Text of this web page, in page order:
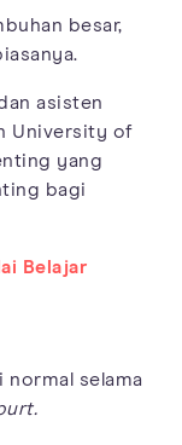
besar,
asisten
University of
yang
bagi
Belajar
selama